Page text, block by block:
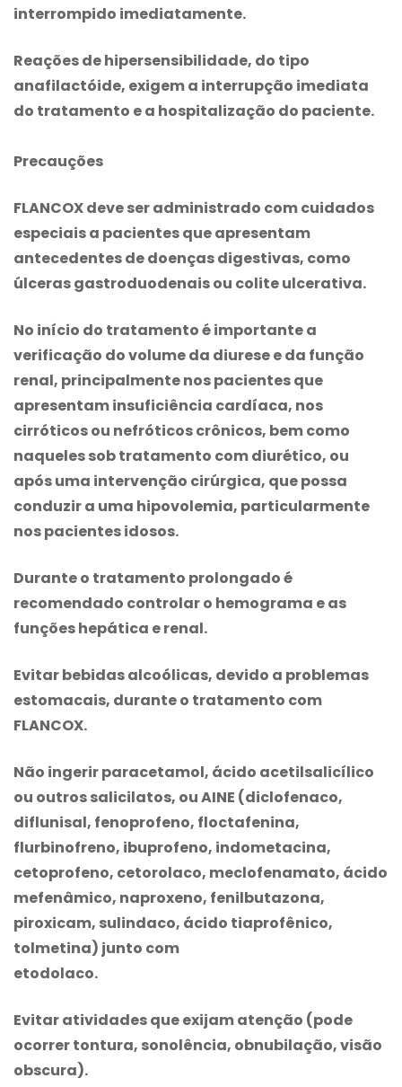
interrompido imediatamente.
Reações de hipersensibilidade, do tipo
anafilactóide, exigem a interrupção imediata
do tratamento e a hospitalização do paciente.
Precauções
FLANCOXdeve ser administrado com cuidados
especiais a pacientes que apresentam
antecedentes de doenças digestivas, como
úlceras gastroduodenais ou colite ulcerativa.
No início do tratamento é importante a
verificação do volume da diurese e da função
renal, principalmente nos pacientes que
apresentam insuficiência cardíaca, nos
cirróticos ou nefróticos crônicos, bem como
naqueles sob tratamento com diurético, ou
após uma intervenção cirúrgica, que possa
conduzir a uma hipovolemia, particularmente
nos pacientes idosos.
Durante o tratamento prolongado é
recomendado controlar o hemograma e as
funções hepática e renal.
Evitar bebidas alcoólicas, devido a problemas
estomacais, durante o tratamento com
FLANCOX.
Não ingerir paracetamol, ácido acetilsalicílico
ou outros salicilatos, ou AINE (diclofenaco,
diflunisal, fenoprofeno, floctafenina,
flurbinofreno, ibuprofeno, indometacina,
cetoprofeno, cetorolaco, meclofenamato, ácido
mefenâmico, naproxeno, fenilbutazona,
piroxicam, sulindaco, ácido tiaprofênico,
tolmetina) junto com
etodolaco.
Evitar atividades que exijam atenção (pode
ocorrer tontura, sonolência, obnubilação, visão
obscura).